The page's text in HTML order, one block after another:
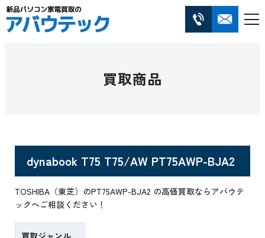
買取商品
dynabook T75 T75/AW PT75AWP-BJA2
TOSHIBA（東芝）のPT75AWP-BJA2 の高価買取ならアバウテ
ックへご相談ください！